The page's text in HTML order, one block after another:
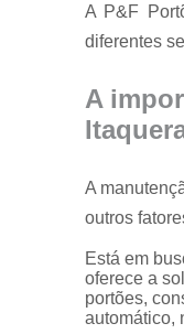
A P&F
diferentes
A
A
outros
Está em
oferece a
portões,
automático,